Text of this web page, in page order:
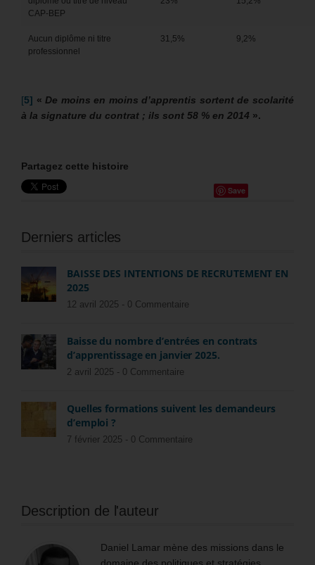
CAP-BEP
Aucun diplôme ni titre
professionnel
31,5% 9,2%
[5] «De moins en moins d’apprentis sortent de scolarité
à la signature du contrat ; ils sont 58 % en 2014 ».
Partagez cette histoire
Save
Derniers articles
BAISSE DES INTENTIONS DE RECRUTEMENT EN
2025
12 avril 2025 - 0 Commentaire
Baisse du nombre d’entrées en contrats
d’apprentissage en janvier 2025.
2 avril 2025 - 0 Commentaire
Quelles formations suivent les demandeurs
d’emploi ?
7 février 2025 - 0 Commentaire
Description de l'auteur
Daniel Lamar mène des missions dans le